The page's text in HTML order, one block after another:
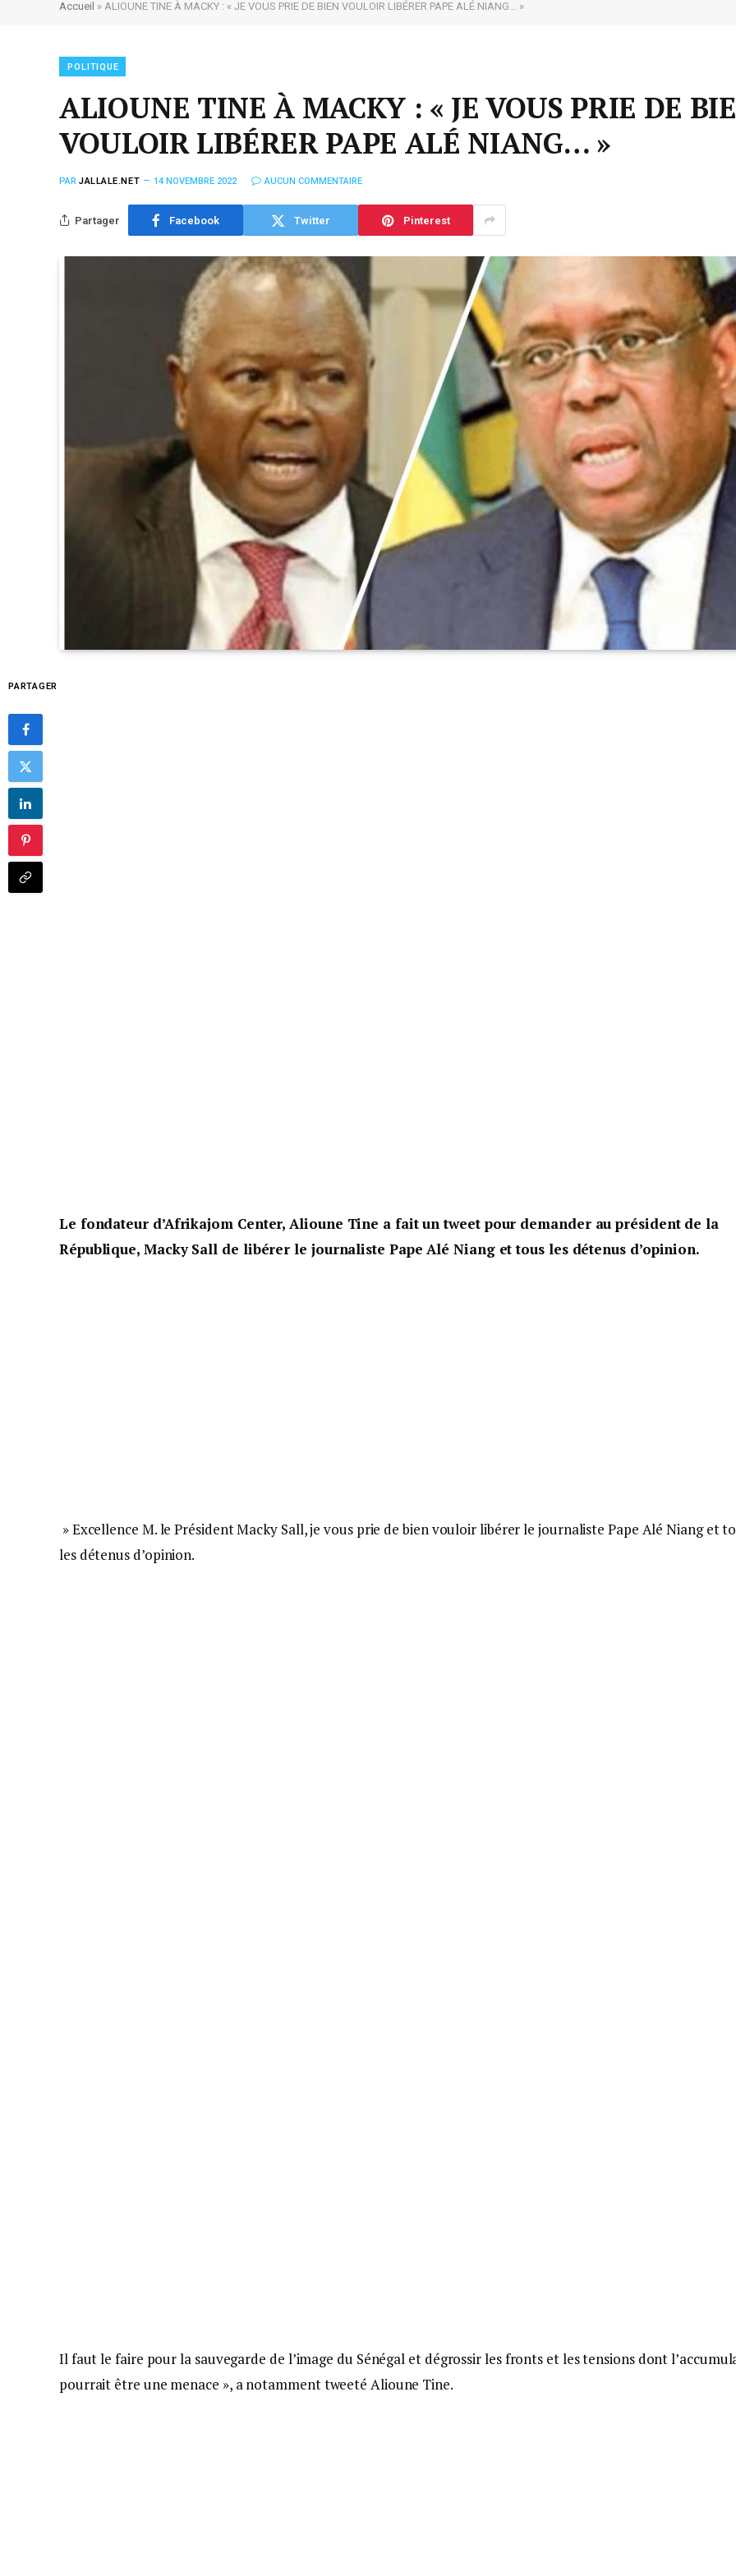
Accueil » ALIOUNE TINE À MACKY : « JE VOUS PRIE DE BIEN VOULOIR LIBÉRER PAPE ALÉ NIANG… »
POLITIQUE
ALIOUNE TINE À MACKY : « JE VOUS PRIE DE
VOULOIR LIBÉRER PAPE ALÉ NIANG… »
PAR JALLALE.NET 14 NOVEMBRE 2022 AUCUN COMMENTAIRE
Partager Facebook Twitter Pinterest
PARTAGER
Le fondateur d’Afrikajom Center, Alioune Tine a fait un tweet pour demander au président de la
République, Macky Sall de libérer le journaliste Pape Alé Niang et tous les détenus d’opinion.
» Excellence M. le Président Macky Sall, je vous prie de bien vouloir libérer le journaliste Pape Alé Niang et
les détenus d’opinion.
Il faut le faire pour la sauvegarde de l’image du Sénégal et dégrossir les fronts et les tensions dont
pourrait être une menace », a notamment tweeté Alioune Tine.